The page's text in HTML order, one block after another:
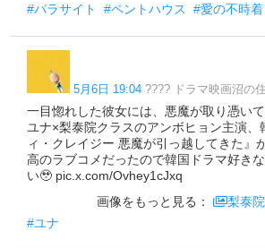
#パラサイト
#ペントハウス #愛の不時着
5月6日 19:04 ???? ドラマ映画沼の
一目惚れした彼女には、悪魔が取り憑い
ユナ×梨泰院クラスのアンボヒョン主演、
ィ・クレイジー 悪魔が引っ越してきた』
高のラブコメだったので韓国ドラマ好き
い🥹 pic.x.com/Ovhey1cJxq
画像をもっと見る：
梨泰
#ユナ